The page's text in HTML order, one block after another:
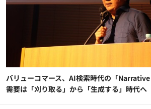
バリューコマース、AI検索時代の「
需要は「刈り取る」から「生成する」時代へ